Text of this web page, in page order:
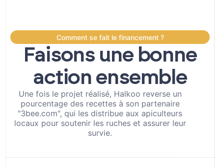
Comment se fait le financement ?
Faisons une bonne
action ensemble
Une fois le projet réalisé, Halkoo reverse un
pourcentage des recettes à son partenaire
"3bee.com", qui les distribue aux apiculteurs
locaux pour soutenir les ruches et assurer leur
survie.